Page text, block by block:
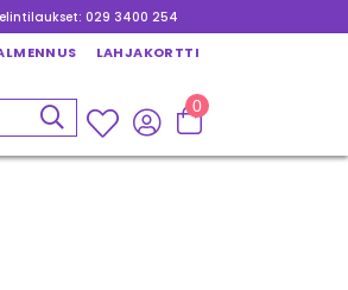
029 3400 254
LAHJAKORTTI
0